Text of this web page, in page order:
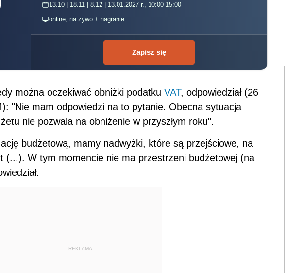
13.10 | 18.11 | 8.12 | 13.01.2027 r., 10:00-15:00
online, na żywo + nagranie
Zapisz się
można oczekiwać obniżki podatku VAT, odpowiedział (26
"Nie mam odpowiedzi na to pytanie. Obecna sytuacja
nie pozwala na obniżenie w przyszłym roku".
budżetową, mamy nadwyżki, które są przejściowe, na
(...). W tym momencie nie ma przestrzeni budżetowej (na
REKLAMA